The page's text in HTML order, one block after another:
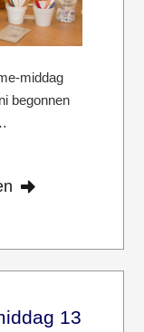
middag
begonnen
13